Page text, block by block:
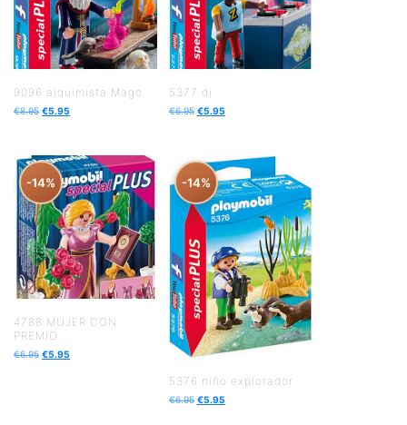
9096 alquimista Mago
€8.95 €5.95
5377 dj
€6.95 €5.95
-14%
4788 MUJER CON
PREMIO
€6.95 €5.95
-14%
5376 niño explorador
€6.95 €5.95